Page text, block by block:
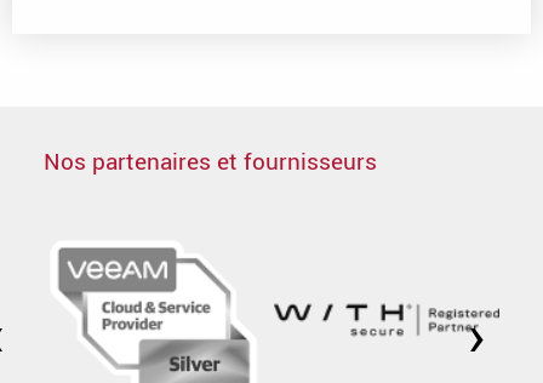
Nos partenaires et fournisseurs
›